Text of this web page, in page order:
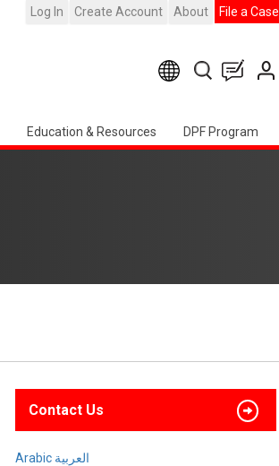
Log In Create Account About File a Case
Education & Resources DPF Program
Contact Us
Arabic العربية